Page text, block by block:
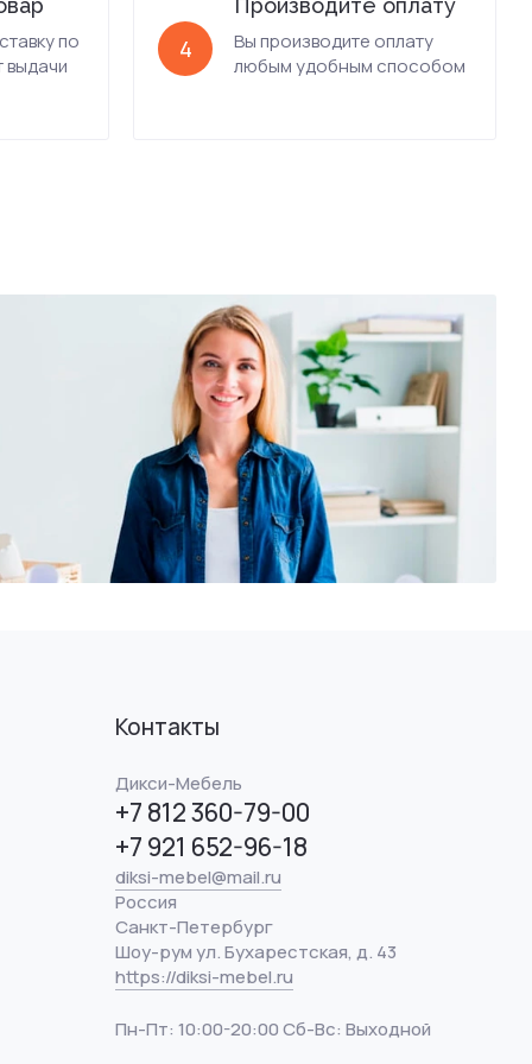
по
выдачи
4
Производите оплату
Вы производите оплату
любым удобным способом
Контакты
Дикси-Мебель
+7 812 360-79-00
+7 921 652-96-18
diksi-mebel@mail.ru
Россия
Санкт-Петербург
Шоу-рум ул. Бухарестская, д. 43
https://diksi-mebel.ru
Пн-Пт: 10:00-20:00 Сб-Вс: Выходной